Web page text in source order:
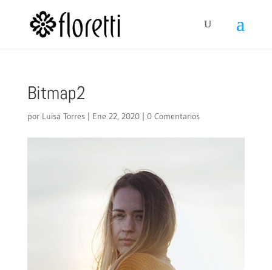
Bitmap2
por Luisa Torres| Ene 22, 2020| 0 Comentarios